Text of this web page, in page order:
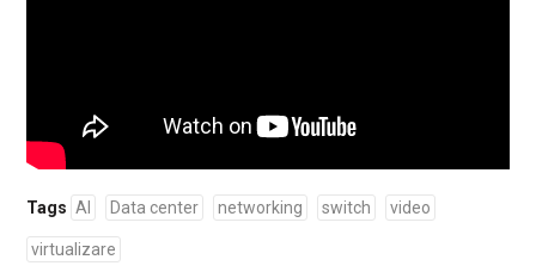
Tags AI Data center networking switch video
virtualizare